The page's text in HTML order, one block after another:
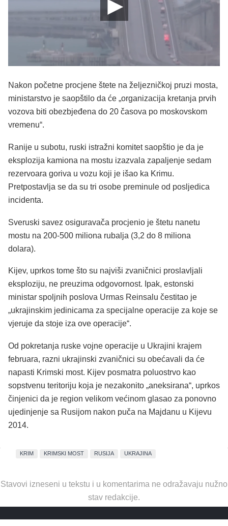
Nakon početne procjene štete na željezničkoj pruzi mosta,
ministarstvo je saopštilo da će „organizacija kretanja prvih
vozova biti obezbjeđena do 20 časova po moskovskom
vremenu“.
Ranije u subotu, ruski istražni komitetsaopštio je da je
eksplozija kamiona na mostu izazvala zapaljenje sedam
rezervoara goriva u vozu koji je išao ka Krimu.
Pretpostavlja se da su tri osobe preminule od posljedica
incidenta.
Sveruski savez osiguravača procjenio je štetu nanetu
mostu na 200-500 miliona rubalja (3,2 do 8 miliona
dolara).
Kijev, uprkos tome što su najviši zvaničnici proslavljali
eksploziju, ne preuzima odgovornost. Ipak, estonski
ministar spoljnih poslova Urmas Reinsalu čestitao je
„ukrajinskim jedinicama za specijalne operacije za koje se
vjeruje da stoje iza ove operacije“.
Od pokretanja ruske vojne operacije u Ukrajini krajem
februara, razni ukrajinski zvaničnici su obećavali da će
napasti Krimski most. Kijev posmatra poluostrvo kao
sopstvenu teritoriju koja je nezakonito „aneksirana“, uprkos
činjenici da je region velikom većinom glasao za ponovno
ujedinjenje sa Rusijom nakon puča na Majdanu u Kijevu
2014.
KRIM KRIMSKI MOST RUSIJA UKRAJINA
Stavovi izneseni u tekstu i u komentarima ne odražavaju nužno
stav redakcije.